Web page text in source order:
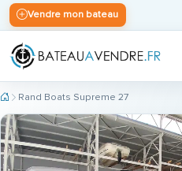
Vendre mon bateau
Rand Boats Supreme 27